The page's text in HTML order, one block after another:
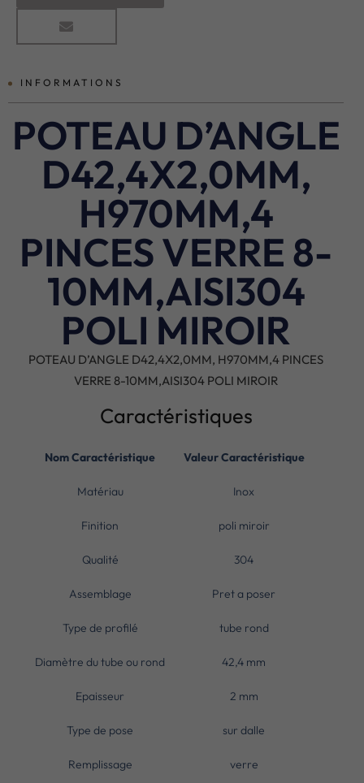
INFORMATIONS
POTEAU D’ANGLE
D42,4X2,0MM,
H970MM,4
PINCES VERRE 8-
10MM,AISI304
POLI MIROIR
POTEAU D’ANGLE D42,4X2,0MM, H970MM,4 PINCES
VERRE 8-10MM,AISI304 POLI MIROIR
Caractéristiques
Nom Caractéristique Valeur Caractéristique
Matériau Inox
Finition poli miroir
Qualité 304
Assemblage Pret a poser
Type de profilé tube rond
Diamètre du tube ou rond 42,4 mm
Epaisseur 2 mm
Type de pose sur dalle
Remplissage verre